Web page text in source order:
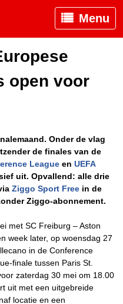
Menu
open voor
Onder de vlag
de finales van de
League en UEFA
uit. Opvallend: alle drie
Ziggo Sport Free in de
Ziggo-abonnement.
met SC Freiburg – Aston
week later, op woensdag 27
in de Conference
finale tussen Paris St.
zaterdag 30 mei om 18.00
uit met een uitgebreide
locatie en een